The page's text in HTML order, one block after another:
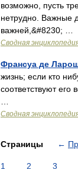
возможно, пусть
нетрудно. Важные
важней,&#8230; …
Сводная
Франсуа де
жизнь; если кто
соответствуют
Сводная
Страницы ←
1 2 3